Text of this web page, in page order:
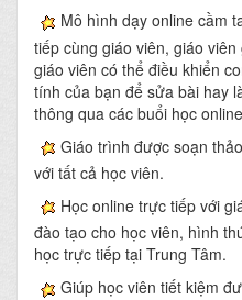
Mô hình dạy online cầm
tiếp cùng giáo viên, giáo
giáo viên có thể điều khiển
tính của bạn để sửa bài hay
thông qua các buổi học
Giáo trình được soạn
với tất cả học viên.
Học online trực tiếp với
đào tạo cho học viên, hình
học trực tiếp tại Trung Tâm.
Giúp học viên tiết kiệm